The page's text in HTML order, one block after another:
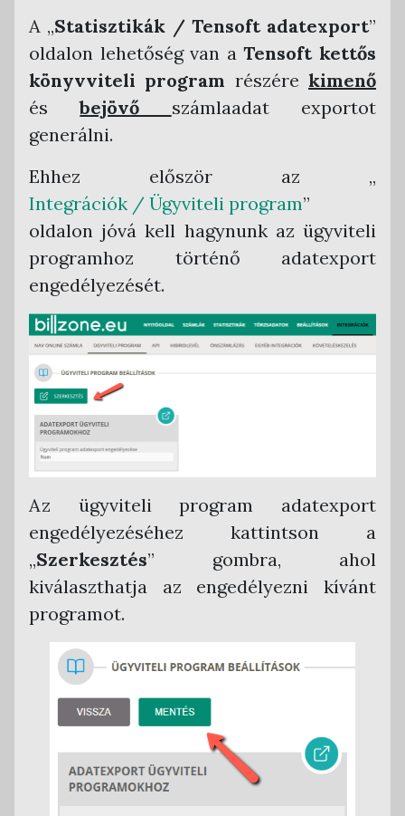
Kerekítési szabályok
A „Statisztikák / Tensoft adatexport”
oldalon lehetőség van aTensoft kettős
könyvviteli program részérekimenő
ésbejövő számlaadat exportot
generálni.
Ehhez először az „
Integrációk / Ügyviteli program”
oldalon jóvá kell hagynunk az ügyviteli
programhoz történő adatexport
engedélyezését.
Az ügyviteli program adatexport
engedélyezéséhez kattintson a
„Szerkesztés” gombra, ahol
kiválaszthatja az engedélyezni kívánt
programot.